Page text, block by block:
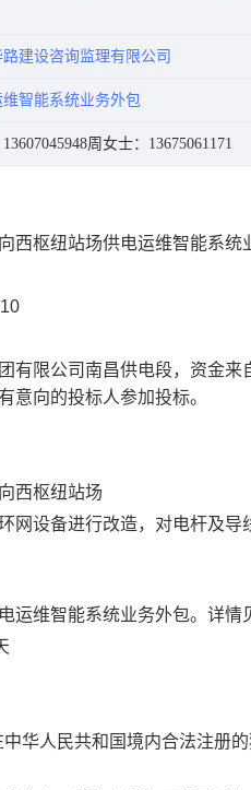
建设咨询监理有限公司
智能系统业务外包
周女士：13675061171
西枢纽站场供电运维智能系统
有限公司 南昌供电段，资金来
意向的投标人参加投标。
西枢纽站场
网设备进行改造，对电杆及
运维智能系统业务外包。详情
华人民共和国境内合法注册